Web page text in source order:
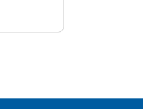
rinnovarti
dal